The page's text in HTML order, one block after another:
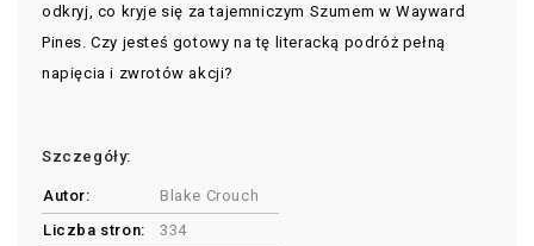
odkryj, co kryje się za tajemniczym Szumem w Wayward
Pines. Czy jesteś gotowy na tę literacką podróż pełną
napięcia i zwrotów akcji?
Szczegóły:
Autor:
Blake Crouch
Liczba stron:
334